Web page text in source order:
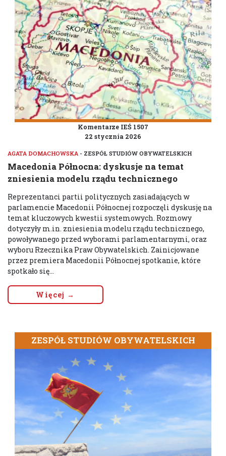
Komentarze IEŚ 1507
22 stycznia 2026
AGATA DOMACHOWSKA - ZESPÓŁ STUDIÓW OBYWATELSKICH
Macedonia Północna: dyskusje na temat
zniesienia modelu rządu technicznego
Reprezentanci partii politycznych zasiadających w
parlamencie Macedonii Północnej rozpoczęli dyskusję na
temat kluczowych kwestii systemowych. Rozmowy
dotyczyły m.in. zniesienia modelu rządu technicznego,
powoływanego przed wyborami parlamentarnymi, oraz
wyboru Rzecznika Praw Obywatelskich. Zainicjowane
przez premiera Macedonii Północnej spotkanie, które
spotkało się...
Więcej →
ZESPÓŁ STUDIÓW OBYWATELSKICH